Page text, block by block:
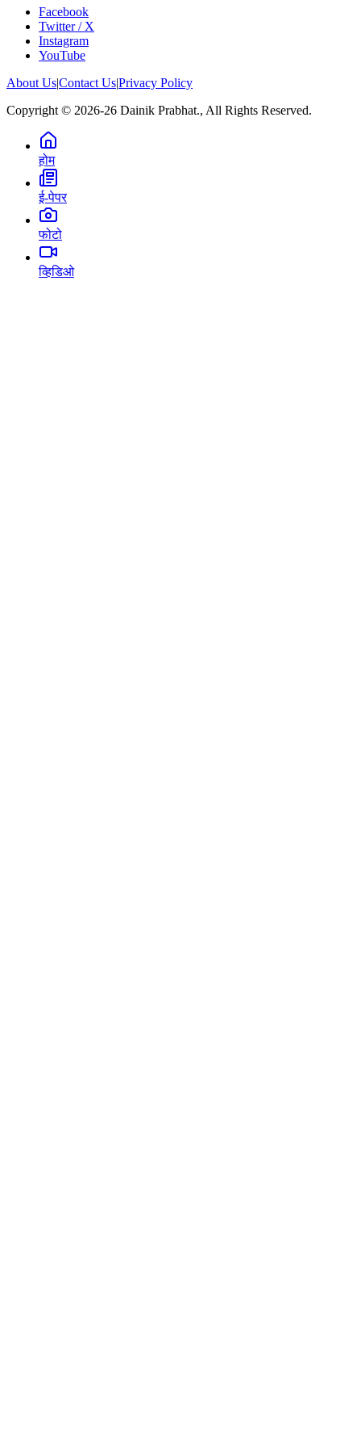
Facebook
Twitter / X
Instagram
YouTube
About Us|Contact Us|Privacy Policy
Copyright © 2026-26 Dainik Prabhat., All Rights Reserved.
होम
ई-पेपर
फोटो
व्हिडिओ